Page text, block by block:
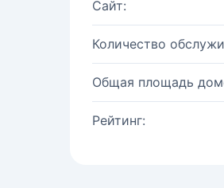
Сайт:
Количество
Общая площадь
Рейтинг: